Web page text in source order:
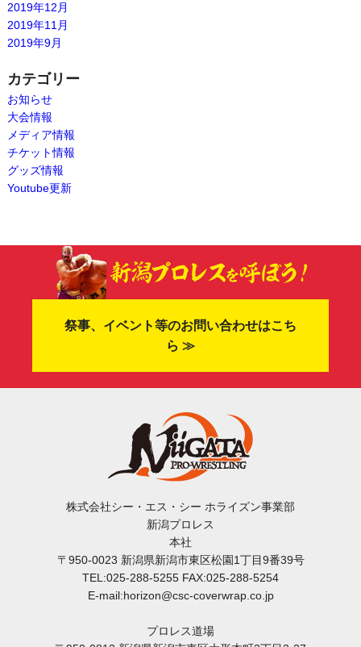
2019年12月
2019年11月
2019年9月
カテゴリー
お知らせ
大会情報
メディア情報
チケット情報
グッズ情報
Youtube更新
祭事、イベント等のお問い合わせはこち
ら ≫
株式会社シー・エス・シー ホライズン事業部
新潟プロレス
本社
〒950-0023 新潟県新潟市東区松園1丁目9番39号
TEL:025-288-5255 FAX:025-288-5254
E-mail:horizon@csc-coverwrap.co.jp
プロレス道場